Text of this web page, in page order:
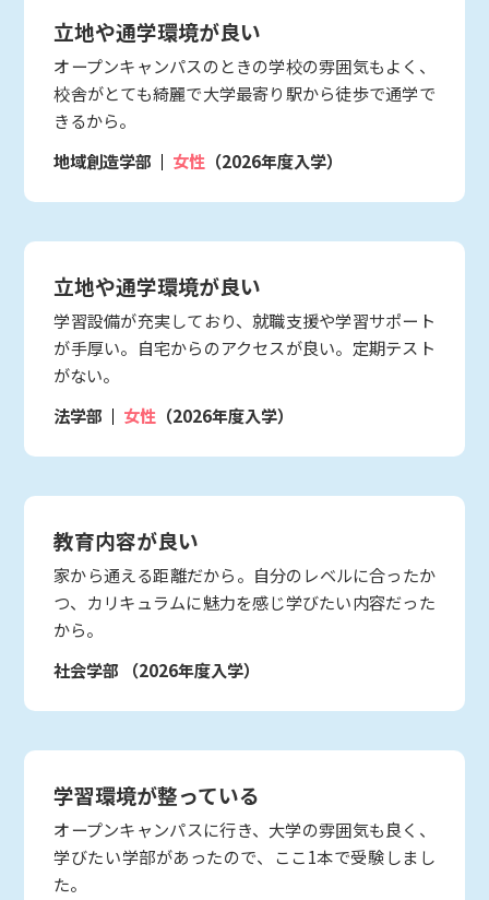
立地や通学環境が良い
オープンキャンパスのときの学校の雰囲気もよく、
校舎がとても綺麗で大学最寄り駅から徒歩で通学で
きるから。
地域創造学部
女性 （2026年度入学）
立地や通学環境が良い
学習設備が充実しており、就職支援や学習サポート
が手厚い。自宅からのアクセスが良い。定期テスト
がない。
法学部
女性 （2026年度入学）
教育内容が良い
家から通える距離だから。自分のレベルに合ったか
つ、カリキュラムに魅力を感じ学びたい内容だった
から。
社会学部
（2026年度入学）
学習環境が整っている
オープンキャンパスに行き、大学の雰囲気も良く、
学びたい学部があったので、ここ1本で受験しまし
た。